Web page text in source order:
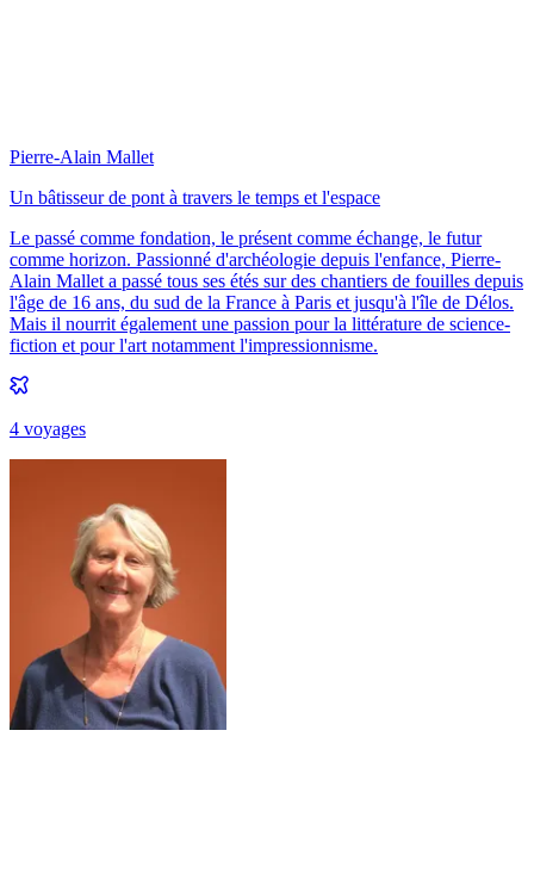
Pierre-Alain Mallet
Un bâtisseur de pont à travers le temps et l'espace
Le passé comme fondation, le présent comme échange, le futur
comme horizon. Passionné d'archéologie depuis l'enfance, Pierre-
Alain Mallet a passé tous ses étés sur des chantiers de fouilles depuis
l'âge de 16 ans, du sud de la France à Paris et jusqu'à l'île de Délos.
Mais il nourrit également une passion pour la littérature de science-
fiction et pour l'art notamment l'impressionnisme.
4 voyages